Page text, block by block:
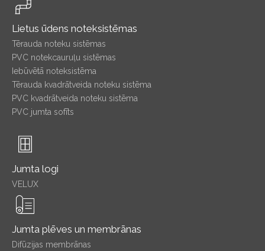
Lietus ūdens noteksistēmas
Tērauda noteku sistēmas
PVC notekcauruļu sistēmas
Iebūvētā noteksistēma
Tērauda kvadrātveida noteku sistēma
PVC kvadrātveida noteku sistēma
PVC jumta sofīts
Jumta logi
VELUX
Jumta plēves un membrānas
Difūzijas membrānas